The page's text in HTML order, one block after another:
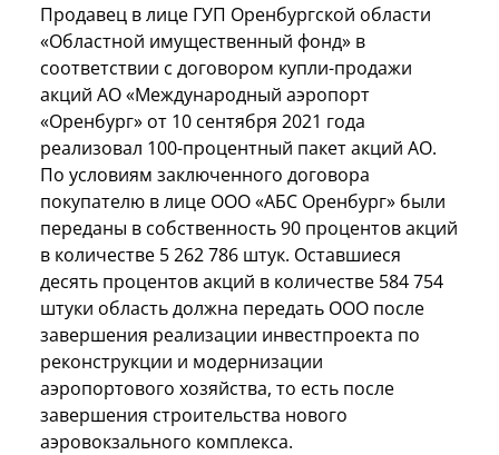
Продавец в лице ГУП Оренбургской области
«Областной имущественный фонд» в
соответствии с договором купли-продажи
акций АО «Международный аэропорт
«Оренбург» от 10 сентября 2021 года
реализовал 100-процентный пакет акций АО.
По условиям заключенного договора
покупателю в лице ООО «АБС Оренбург» были
переданы в собственность 90 процентов акций
в количестве 5 262 786 штук. Оставшиеся
десять процентов акций в количестве 584 754
штуки область должна передать ООО после
завершения реализации инвестпроекта по
реконструкции и модернизации
аэропортового хозяйства, то есть после
завершения строительства нового
аэровокзального комплекса.